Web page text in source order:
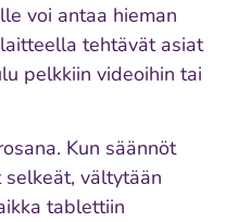
voi antaa hieman
tehtävät asiat
pelkkiin videoihin tai
Kun säännöt
vältytään
tablettiin